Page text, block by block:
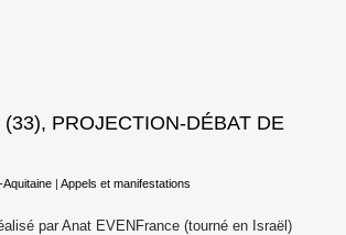
PROJECTION-DÉBAT DE
| Appels et manifestations
par Anat EVENFrance (tourné en Israël)